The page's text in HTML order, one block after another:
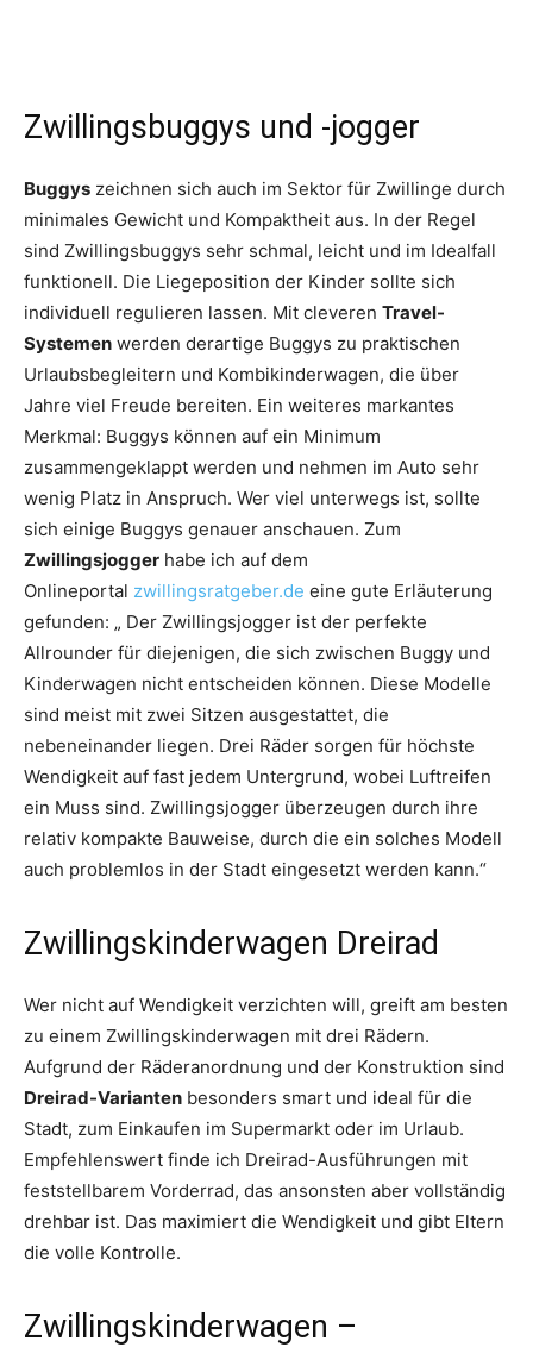
Zwillingsbuggys und -jogger
Buggys zeichnen sich auch im Sektor für Zwillinge durch
minimales Gewicht und Kompaktheit aus. In der Regel
sind Zwillingsbuggys sehr schmal, leicht und im Idealfall
funktionell. Die Liegeposition der Kinder sollte sich
individuell regulieren lassen. Mit cleveren Travel-
Systemen werden derartige Buggys zu praktischen
Urlaubsbegleitern und Kombikinderwagen, die über
Jahre viel Freude bereiten. Ein weiteres markantes
Merkmal: Buggys können auf ein Minimum
zusammengeklappt werden und nehmen im Auto sehr
wenig Platz in Anspruch. Wer viel unterwegs ist, sollte
sich einige Buggys genauer anschauen. Zum
Zwillingsjogger habe ich auf dem
Onlineportal zwillingsratgeber.de eine gute Erläuterung
gefunden: „ Der Zwillingsjogger ist der perfekte
Allrounder für diejenigen, die sich zwischen Buggy und
Kinderwagen nicht entscheiden können. Diese Modelle
sind meist mit zwei Sitzen ausgestattet, die
nebeneinander liegen. Drei Räder sorgen für höchste
Wendigkeit auf fast jedem Untergrund, wobei Luftreifen
ein Muss sind. Zwillingsjogger überzeugen durch ihre
relativ kompakte Bauweise, durch die ein solches Modell
auch problemlos in der Stadt eingesetzt werden kann.“
Zwillingskinderwagen Dreirad
Wer nicht auf Wendigkeit verzichten will, greift am besten
zu einem Zwillingskinderwagen mit drei Rädern.
Aufgrund der Räderanordnung und der Konstruktion sind
Dreirad-Varianten besonders smart und ideal für die
Stadt, zum Einkaufen im Supermarkt oder im Urlaub.
Empfehlenswert finde ich Dreirad-Ausführungen mit
feststellbarem Vorderrad, das ansonsten aber vollständig
drehbar ist. Das maximiert die Wendigkeit und gibt Eltern
die volle Kontrolle.
Zwillingskinderwagen –